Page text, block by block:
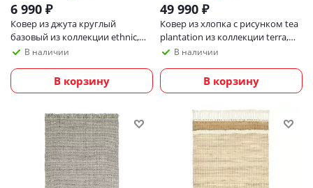
6 990 ₽
Ковер из джута круглый
базовый из коллекции ethnic,
120смВ наличии
В корзину
49 990 ₽
Ковер из хлопка с рисунком tea
plantation из коллекции terra,
200х300 см
В наличии
В корзину